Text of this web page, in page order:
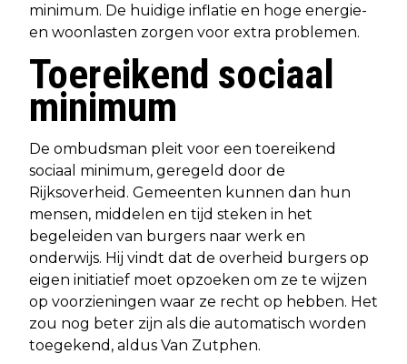
minimum. De huidige inflatie en hoge energie-
en woonlasten zorgen voor extra problemen.
Toereikend sociaal
minimum
De ombudsman pleit voor een toereikend
sociaal minimum, geregeld door de
Rijksoverheid. Gemeenten kunnen dan hun
mensen, middelen en tijd steken in het
begeleiden van burgers naar werk en
onderwijs. Hij vindt dat de overheid burgers op
eigen initiatief moet opzoeken om ze te wijzen
op voorzieningen waar ze recht op hebben. Het
zou nog beter zijn als die automatisch worden
toegekend, aldus Van Zutphen.